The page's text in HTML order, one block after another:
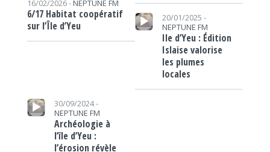
16/02/2026 - NEPTUNE FM
6/17 Habitat coopératif
sur l’Île d’Yeu
Lecteur audio
20/01/2025 -
NEPTUNE FM
Ile d’Yeu : Édition
Islaise valorise
les plumes
locales
Lecteur audio
30/09/2024 -
NEPTUNE FM
Archéologie à
l’île d’Yeu :
l’érosion révèle